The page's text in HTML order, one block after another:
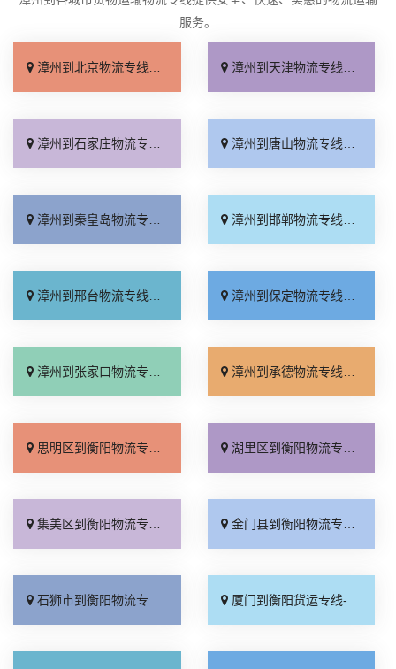
服务。
漳州到北京物流专线_收费标准「服务周到」 漳州到天津物流专线_直达特快专线「需要几天」
漳州到石家庄物流专线_专线快运「全境到达」 漳州到唐山物流专线_高速快运「快速响应」
漳州到秦皇岛物流专线_资质齐全「急你所需」 漳州到邯郸物流专线_全境到达「托运放心」
漳州到邢台物流专线_运价行情「高效快运」 漳州到保定物流专线_准时到货「全程直达」
漳州到张家口物流专线_来电咨询「直通专线」 漳州到承德物流专线_收费标准「合同承运」
思明区到衡阳物流专线_随叫随到「放心物流」 湖里区到衡阳物流专线_上门提货「多少一方」
集美区到衡阳物流专线_快速直达「定点发车」 金门县到衡阳物流专线_几天到达「准时准点」
石狮市到衡阳物流专线_托运省心「直通专线」 厦门到衡阳货运专线-厦门到衡阳物流公司_全程直达「整车配货」